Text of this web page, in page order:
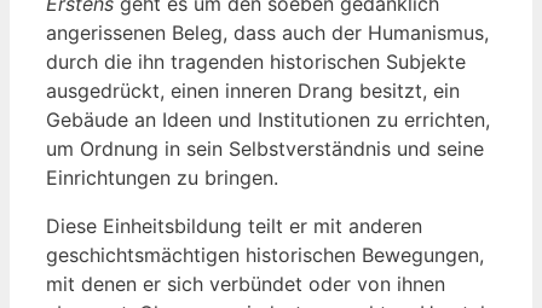
ange­ris­se­nen Beleg, dass auch der Huma­nis­mus,
durch die ihn tra­gen­den his­to­ri­schen Sub­jek­te
aus­ge­drückt, einen inne­ren Drang besitzt, ein
Gebäu­de an Ideen und Insti­tu­tio­nen zu errich­ten,
um Ord­nung in sein Selbst­ver­ständ­nis und sei­ne
Ein­rich­tun­gen zu bringen.
Die­se Ein­heits­bil­dung teilt er mit ande­ren
geschichts­mäch­ti­gen his­to­ri­schen Bewe­gun­gen,
mit denen er sich ver­bün­det oder von ihnen